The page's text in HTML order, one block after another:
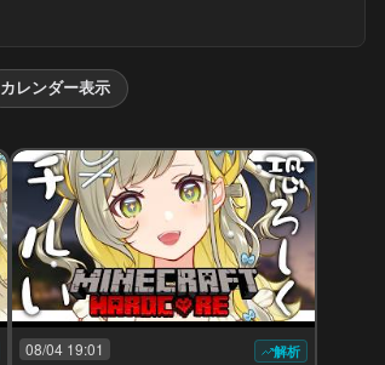
カレンダー表示
08/04 19:01 解析